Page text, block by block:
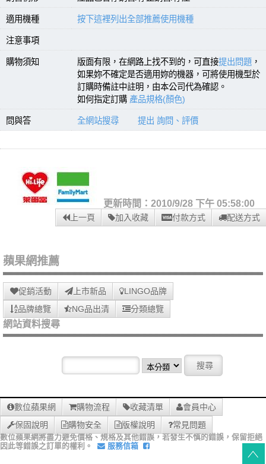
適用機種 按下這裡列出全部推薦使用機種
注意事項
購物須知 版面有限，在網路上找不到的，可直接提出問題 ，
如果妳不確定是否適用妳的機器，可將使用機型於
訂購時備註中註明，由本公司代為確認。
如何指定訂購 產品規格(顏色)
問與答 全網站搜尋 提出 詢問、評價
更新時間：2010/9/28 下午 05:58:00
上一頁 加入收藏 付款方式 配送方式
蘋果網推薦
促銷活動 上市新品
LINGO品牌
品牌總覽
NG品出清 分類總覽
網站資料搜尋
數位蘋果網 購物流程 收藏清單
會員中心
保固說明
購物安全 版權說明 常見問題
數位蘋果網將盡力避免價格、規格及其他錯誤，若發生不慎的錯誤，保留拒絕
因此等錯誤之訂單的權利。
服務信箱